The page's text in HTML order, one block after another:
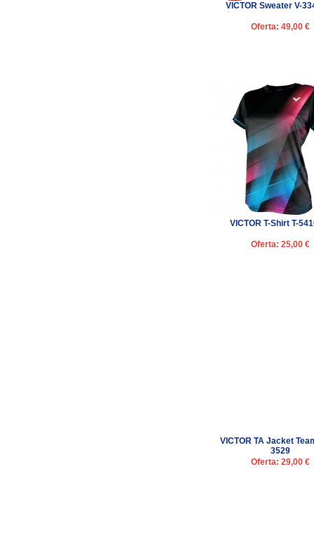
VICTOR Sweater V-
Oferta: 49,00 €
VICTOR T-Shirt T-
Oferta: 25,00 €
VICTOR TA Jacket
3529
Oferta: 29,00 €